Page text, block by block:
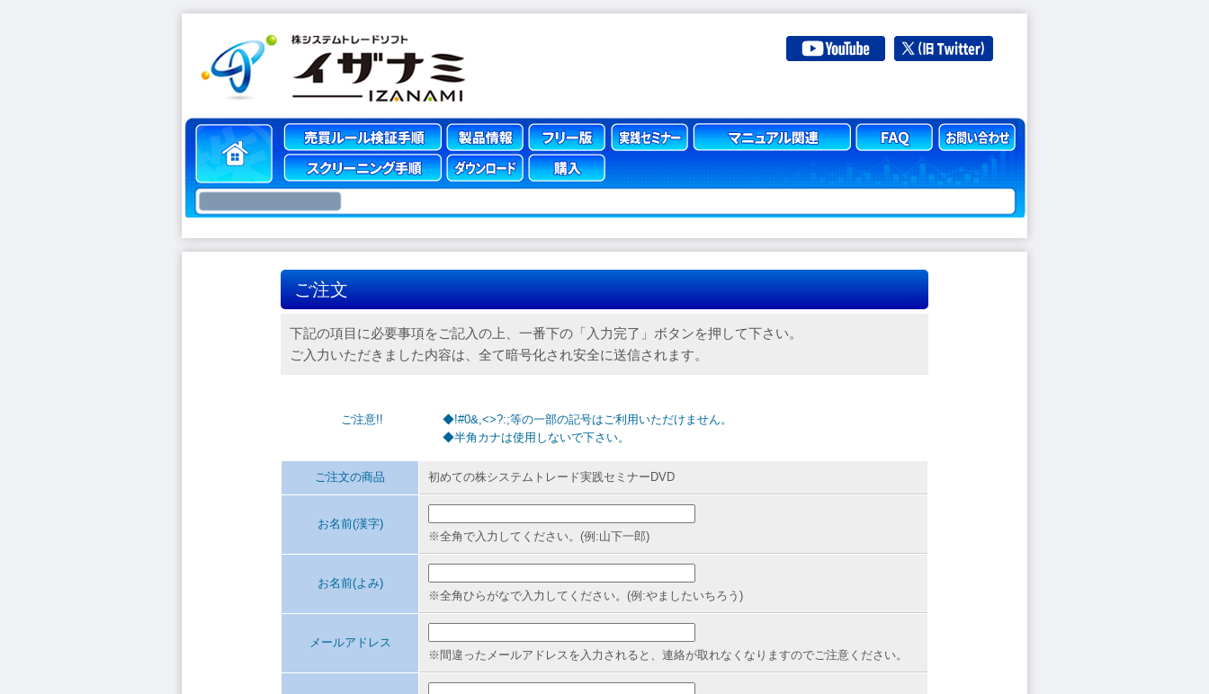
ご注文
下記の項目に必要事項をご記入の上、一番下の「入力完了」ボタンを押して下さい。
ご入力いただきました内容は、全て暗号化され安全に送信されます。
ご注意!!
◆!#0&,<>?:;等の一部の記号はご利用いただけません。
◆半角カナは使用しないで下さい。
ご注文の商品 初めての株システムトレード実践セミナーDVD
お名前(漢字)
※全角で入力してください。(例:山下一郎)
お名前(よみ)
※全角ひらがなで入力してください。(例:やましたいちろう)
メールアドレス
※間違ったメールアドレスを入力されると、連絡が取れなくなりますのでご注意ください。